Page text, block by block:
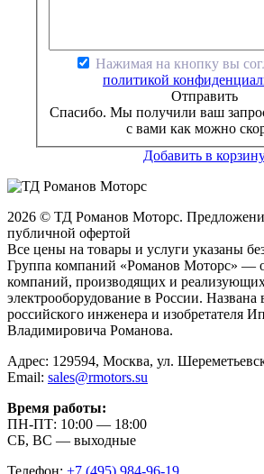
Нажимая на кнопку вы
политикой
Отправить
Спасибо. Мы получили ваш
с вами как можно
Добавить в
2026 © ТД Романов Моторс.
публичной офертой
Все цены на товары и услуги указаны
Группа компаний «Романов Моторс» —
компаний, производящих и
электрооборудование в России. Названа
российского инженера и изобретателя
Владимировича Романова.
Адрес: 129594, Москва, ул.
Email: sales@rmotors.su
Время работы:
ПН-ПТ: 10:00 — 18:00
СБ, ВС — выходные
Телефон: +7 (495) 984-96-19